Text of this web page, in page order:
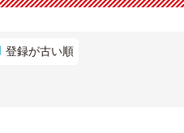
登録が古い順